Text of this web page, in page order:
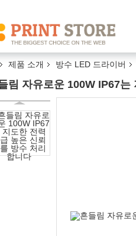
제품 소개 방수 LED 드라이버
림 자유로운 100W IP67